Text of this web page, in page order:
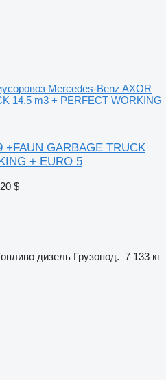
Mercedes-Benz AXOR
14.5 m3 + PERFECT WORKING
+FAUN GARBAGE TRUCK
+ EURO 5
$
дизель Грузопод. 7 133 кг